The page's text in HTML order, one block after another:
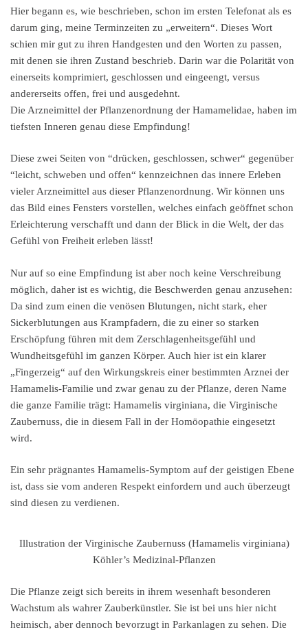
Hier begann es, wie beschrieben, schon im ersten Telefonat als es
darum ging, meine Terminzeiten zu „erweitern“. Dieses Wort
schien mir gut zu ihren Handgesten und den Worten zu passen,
mit denen sie ihren Zustand beschrieb. Darin war die Polarität von
einerseits komprimiert, geschlossen und eingeengt, versus
andererseits offen, frei und ausgedehnt.
Die Arzneimittel der Pflanzenordnung der Hamamelidae, haben im
tiefsten Inneren genau diese Empfindung!
Diese zwei Seiten von “drücken, geschlossen, schwer“ gegenüber
“leicht, schweben und offen“ kennzeichnen das innere Erleben
vieler Arzneimittel aus dieser Pflanzenordnung. Wir können uns
das Bild eines Fensters vorstellen, welches einfach geöffnet schon
Erleichterung verschafft und dann der Blick in die Welt, der das
Gefühl von Freiheit erleben lässt!
Nur auf so eine Empfindung ist aber noch keine Verschreibung
möglich, daher ist es wichtig, die Beschwerden genau anzusehen:
Da sind zum einen die venösen Blutungen, nicht stark, eher
Sickerblutungen aus Krampfadern, die zu einer so starken
Erschöpfung führen mit dem Zerschlagenheitsgefühl und
Wundheitsgefühl im ganzen Körper. Auch hier ist ein klarer
„Fingerzeig“ auf den Wirkungskreis einer bestimmten Arznei der
Hamamelis-Familie und zwar genau zu der Pflanze, deren Name
die ganze Familie trägt: Hamamelis virginiana, die Virginische
Zaubernuss, die in diesem Fall in der Homöopathie eingesetzt
wird.
Ein sehr prägnantes Hamamelis-Symptom auf der geistigen Ebene
ist, dass sie vom anderen Respekt einfordern und auch überzeugt
sind diesen zu verdienen.
Illustration der Virginische Zaubernuss (Hamamelis virginiana)
Köhler’s Medizinal-Pflanzen
Die Pflanze zeigt sich bereits in ihrem wesenhaft besonderen
Wachstum als wahrer Zauberkünstler. Sie ist bei uns hier nicht
heimisch, aber dennoch bevorzugt in Parkanlagen zu sehen. Die